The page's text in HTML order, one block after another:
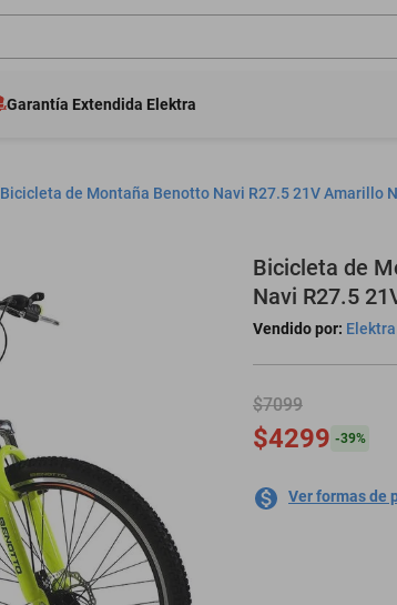
Garantía Extendida Elektra
Bicicleta de Montaña Benotto Navi R27.5 21V Amarillo
Bicicleta de
Navi R27.5
Vendido por: Elektra
$7099
$4299 -39%
Ver formas de